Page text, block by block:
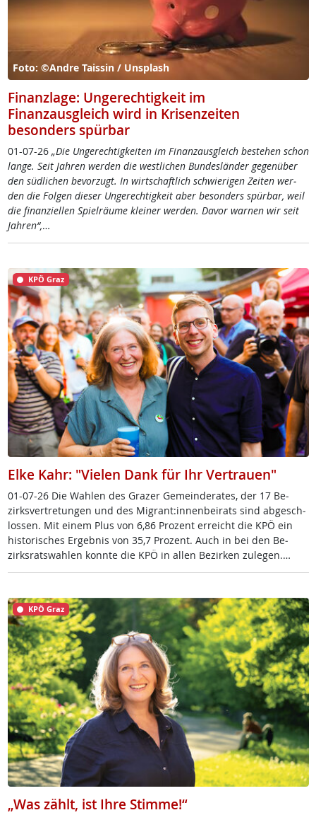
Foto: ©Andre Taissin / Unsplash
Finanzlage: Ungerechtigkeit im
Finanzausgleich wird in Krisenzeiten
besonders spürbar
01-07-26 „Die Un­ge­rech­tig­kei­ten im Fi­nanz­aus­g­leich be­ste­hen schon
lan­ge. Seit Jah­ren wer­den die west­li­chen Bun­des­län­der ge­gen­über
den süd­li­chen be­vor­zugt. In wirt­schaft­lich schwie­ri­gen Zei­ten wer­
den die Fol­gen die­ser Un­ge­rech­tig­keit aber be­son­ders spür­bar, weil
die fi­nan­zi­el­len Spiel­räu­me klei­ner wer­den. Da­vor war­nen wir seit
Jah­ren“,…
KPÖ Graz
Elke Kahr: "Vielen Dank für Ihr Vertrauen"
01-07-26 Die Wah­len des Gra­zer Ge­mein­de­ra­tes, der 17 Be­
zirks­ver­t­re­tun­gen und des Mi­grant:in­nen­bei­rats sind ab­ge­sch­
los­sen. Mit ei­nem Plus von 6,86 Pro­zent er­reicht die KPÖ ein
his­to­ri­sches Er­geb­nis von 35,7 Pro­zent. Auch in bei den Be­
zirks­rats­wah­len konn­te die KPÖ in al­len Be­zir­ken zu­le­gen.…
KPÖ Graz
„Was zählt, ist Ihre Stimme!“